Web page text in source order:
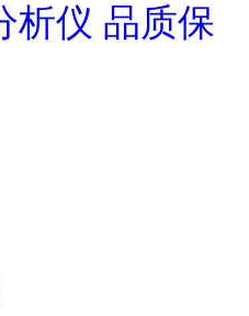
析仪 品质保